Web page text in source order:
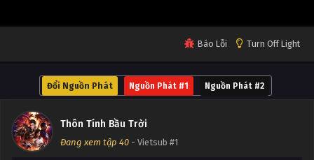
Báo Lỗi Turn Off Light
Đổi Nguồn Phát Nguồn Phát #1 Nguồn Phát #2
Thôn Tính Bầu Trời
Đang xem tập 40 - Vietsub #1
Thôn Tính Bầu Trời Tập 44
Thôn Tính Bầu Trời Tập 43